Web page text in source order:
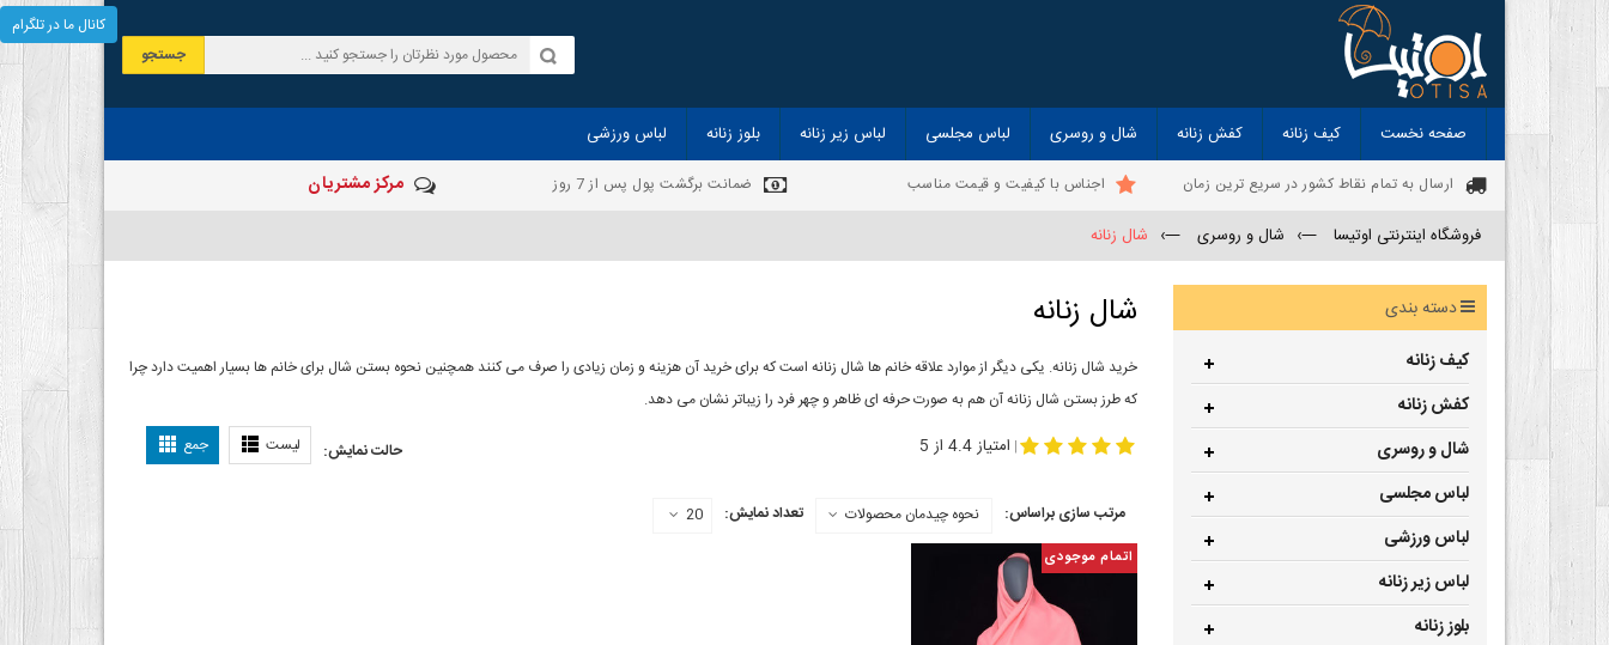
جستجو
صفحه نخست کیف زنانه کفش زنانه شال و روسری لباس مجلسی لباس زیر زنانه بلوز زنانه لباس ورزشی
ارسال به تمام نقاط کشور در سریع ترین زمان اجناس با کیفیت و قیمت مناسب ضمانت برگشت پول پس از 7 روز مرکز مشتریان
فروشگاه اینترنتی اوتیسا —› شال و روسری —› شال زنانه
شال زنانه
خرید شال زنانه. یکی دیگر از موارد علاقه خانم ها شال زنانه است که برای خرید آن هزینه و زمان زیادی را صرف می کنند همچنین نحوه بستن شال برای خانم ها بسیار اهمیت دارد چرا
که طرز بستن شال زنانه آن هم به صورت حرفه ای ظاهر و چهر فرد را زیباتر نشان می دهد.
حالت نمایش: لیست جمع | امتیاز 4.4 از 5
مرتب سازی براساس: نحوه چیدمان محصولات تعداد نمایش: 20
اتمام موجودی
دسته بندی
کیف زنانه
کفش زنانه
شال و روسری
لباس مجلسی
لباس ورزشی
لباس زیر زنانه
بلوز زنانه
کانال ما در تلگرام